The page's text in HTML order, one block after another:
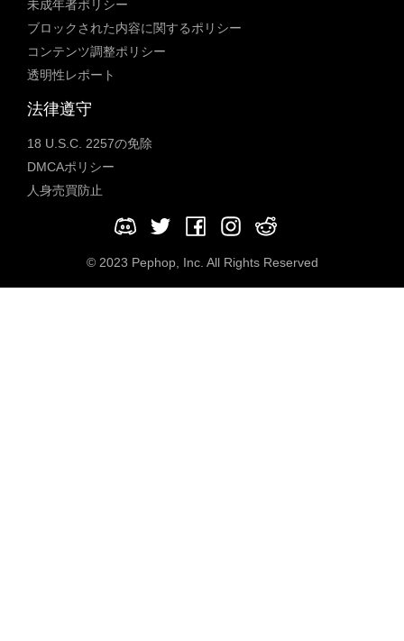
未成年者ポリシー
ブロックされた内容に関するポリシー
コンテンツ調整ポリシー
透明性レポート
法律遵守
18 U.S.C. 2257の免除
DMCAポリシー
人身売買防止
© 2023 Pephop, Inc. All Rights Reserved